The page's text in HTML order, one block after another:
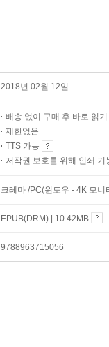
2018년 02월 12일
배송 없이 구매 후 바로 읽기
제한없음
TTS 가능
저작권 보호를 위해 인쇄 기
크레마 /PC(윈도우 - 4K 모
EPUB(DRM) | 10.42MB
9788963715056